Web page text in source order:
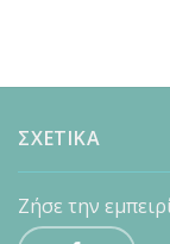
ΣΧΕΤΙΚΑ
Ζήσε την